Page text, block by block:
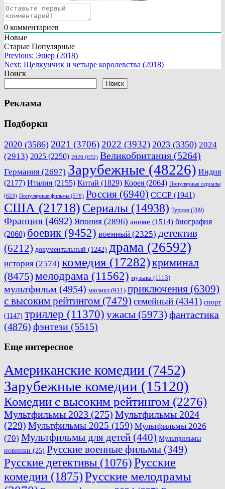
0 комментариев
Новые
Старые Популярные
Навигация
по
Previous: Эшер (2018)
Next: Щелкунчик и четыре королевства (2018)
Поиск
Поиск
Реклама
Подборки
2020 (3586) 2021 (3706) 2022 (3932) 2023 (3350) 2024
(2913) 2025 (2250) 2026 (632) Великобритания (5264)
Германия (2697) Зарубежные (48226) Индия
(2177) Италия (2155) Китай (1829) Корея (2064) Популярные сериалы
(623) Популярные фильмы (578) Россия (6940) СССР (1941)
США (21718) Сериалы (14938) Турция (709)
Франция (4692) Япония (2896) аниме (1514) биография
(2060) боевик (9452) военный (2325) детектив
(6212) документальный (1242) драма (26592)
история (2574) комедия (17282)криминал
(8475)мелодрама (11562) музыка (1113)
мультфильм (4954) мюзикл (911) приключения (6309)
с высоким рейтингом (7479) семейный (4341) спорт
(1147) триллер (11370) ужасы (5973) фантастика
(4876) фэнтези (5515)
Еще интересное
Американские комедии (7452)
Зарубежные комедии (15120)
Комедии с высоким рейтингом (2276)
Мультфильмы 2023 (275) Мультфильмы 2024
(229) Мультфильмы 2025 (159) Мультфильмы 2026
(70) Мультфильмы для детей (440) Мультфильмы
новинки (25) Русские военные фильмы (349)
Русские детективы (1076)Русские
комедии (1875)Русские мелодрамы